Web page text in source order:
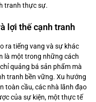
tranh thực sự.
lợi thế cạnh tranh
ra tiếng vang và sự khác
là một trong những cách
quảng bá sản phẩm mà
tranh bền vững. Xu hướng
toàn cầu, các nhà lãnh đạo
của sự kiện, một thực tế